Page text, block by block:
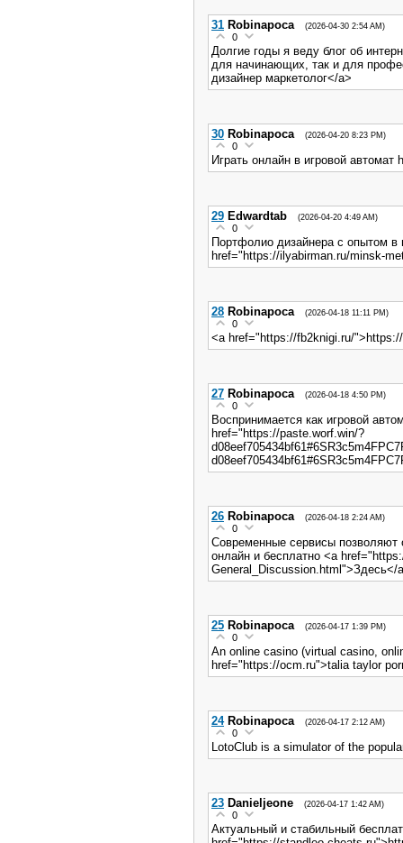
31 Robinapoca (2026-04-30 2:54 AM)
0
Долгие годы я веду блог об
для начинающих, так и для
дизайнер маркетолог</a>
30 Robinapoca (2026-04-20 8:23 PM)
0
Играть онлайн в игровой
29 Edwardtab (2026-04-20 4:49 AM)
0
Портфолио дизайнера с опытом
href="https://ilyabirman.ru/minsk-
28 Robinapoca (2026-04-18 11:11 PM)
0
<a href="https://fb2knigi.ru/
27 Robinapoca (2026-04-18 4:50 PM)
0
Воспринимается как игровой
href="https://paste.worf.win/?
26 Robinapoca (2026-04-18 2:24 AM)
0
Современные сервисы позволяют
онлайн и бесплатно <a
General_Discussion.html">Здесь</
25 Robinapoca (2026-04-17 1:39 PM)
0
An online casino (virtual casino,
href="https://ocm.ru">talia taylor
24 Robinapoca (2026-04-17 2:12 AM)
0
LotoClub is a simulator of the
23 Danieljeone (2026-04-17 1:42 AM)
0
Актуальный и стабильный